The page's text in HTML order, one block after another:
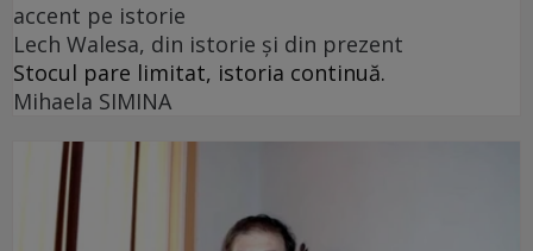
accent pe istorie
Lech Walesa, din istorie și din prezent
Stocul pare limitat, istoria continuă.
Mihaela SIMINA